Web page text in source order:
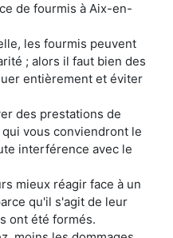
de fourmis à Aix-en-
les fourmis peuvent
; alors il faut bien des
entièrement et éviter
des prestations de
vous conviendront le
interférence avec le
mieux réagir face à un
qu'il s'agit de leur
ont été formés.